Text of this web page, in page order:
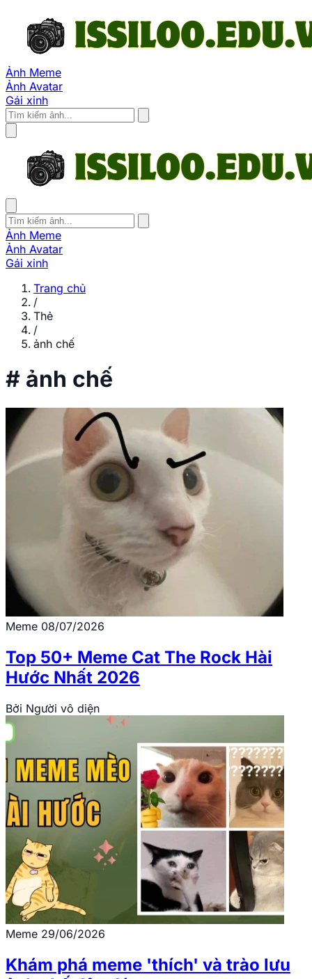
Ảnh Meme
Ảnh Avatar
Gái xinh
Ảnh Meme
Ảnh Avatar
Gái xinh
Trang chủ
/
Thẻ
/
ảnh chế
# ảnh chế
Meme 08/07/2026
Top 50+ Meme Cat The Rock Hài
Hước Nhất 2026
Bởi Người vô diện
Meme 29/06/2026
Khám phá meme 'thích' và trào lưu